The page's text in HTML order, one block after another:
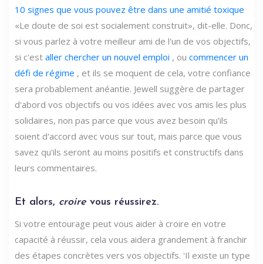
10 signes que vous pouvez être dans une amitié toxique
«Le doute de soi est socialement construit», dit-elle. Donc,
si vous parlez à votre meilleur ami de l'un de vos objectifs,
si c'est aller chercher un nouvel emploi , ou commencer un
défi de régime , et ils se moquent de cela, votre confiance
sera probablement anéantie. Jewell suggère de partager
d'abord vos objectifs ou vos idées avec vos amis les plus
solidaires, non pas parce que vous avez besoin qu'ils
soient d'accord avec vous sur tout, mais parce que vous
savez qu'ils seront au moins positifs et constructifs dans
leurs commentaires.
Et alors, croire vous réussirez.
Si votre entourage peut vous aider à croire en votre
capacité à réussir, cela vous aidera grandement à franchir
des étapes concrètes vers vos objectifs. 'Il existe un type